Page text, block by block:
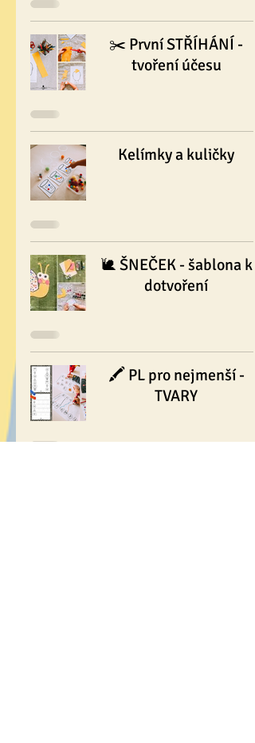
✂️ První STŘÍHÁNÍ -
tvoření účesu
Kelímky a kuličky
🐌 ŠNEČEK - šablona k
dotvoření
🖍 PL pro nejmenší -
TVARY